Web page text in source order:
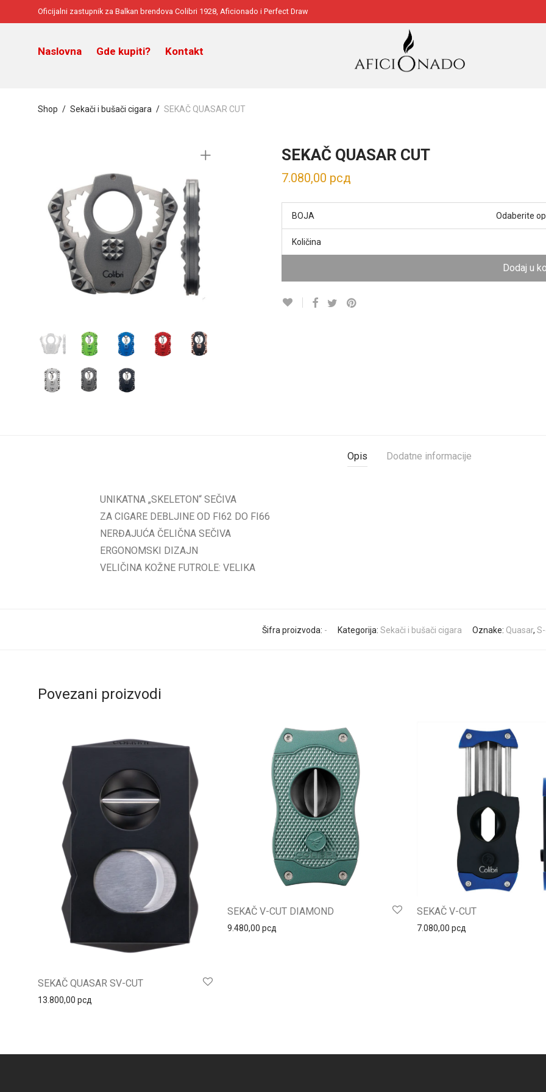
Oficijalni zastupnik za Balkan brendova Colibri 1928, Aficionado i Perfect Draw
Naslovna Gde kupiti? Kontakt
Shop / Sekači i bušači cigara / SEKAČ QUASAR CUT
SEKAČ QUASAR CUT
7.080,00 рсд
BOJA
Količina
Dodaj u
Opis Dodatne informacije
UNIKATNA „SKELETON“ SEČIVA
ZA CIGARE DEBLJINE OD FI62 DO FI66
NERĐAJUĆA ČELIČNA SEČIVA
ERGONOMSKI DIZAJN
VELIČINA KOŽNE FUTROLE: VELIKA
Šifra proizvoda: - Kategorija: Sekači i bušači cigara Oznake: Quasar,
Povezani proizvodi
SEKAČ QUASAR SV-CUT
13.800,00 рсд
SEKAČ V-CUT DIAMOND
9.480,00 рсд
SEKAČ V-CUT
7.080,00 рсд